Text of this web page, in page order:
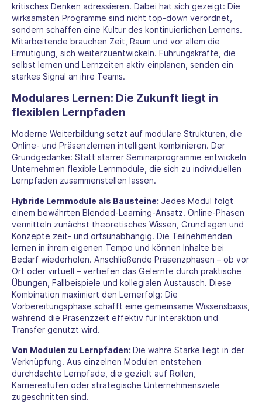
kritisches Denken adressieren. Dabei hat sich gezeigt: Die
wirksamsten Programme sind nicht top-down verordnet,
sondern schaffen eine Kultur des kontinuierlichen Lernens.
Mitarbeitende brauchen Zeit, Raum und vor allem die
Ermutigung, sich weiterzuentwickeln. Führungskräfte, die
selbst lernen und Lernzeiten aktiv einplanen, senden ein
starkes Signal an ihre Teams.
Modulares Lernen: Die Zukunft liegt in
flexiblen Lernpfaden
Moderne Weiterbildung setzt auf modulare Strukturen, die
Online- und Präsenzlernen intelligent kombinieren. Der
Grundgedanke: Statt starrer Seminarprogramme entwickeln
Unternehmen flexible Lernmodule, die sich zu individuellen
Lernpfaden zusammenstellen lassen.
Hybride Lernmodule als Bausteine: Jedes Modul folgt
einem bewährten Blended-Learning-Ansatz. Online-Phasen
vermitteln zunächst theoretisches Wissen, Grundlagen und
Konzepte zeit- und ortsunabhängig. Die Teilnehmenden
lernen in ihrem eigenen Tempo und können Inhalte bei
Bedarf wiederholen. Anschließende Präsenzphasen – ob vor
Ort oder virtuell – vertiefen das Gelernte durch praktische
Übungen, Fallbeispiele und kollegialen Austausch. Diese
Kombination maximiert den Lernerfolg: Die
Vorbereitungsphase schafft eine gemeinsame Wissensbasis,
während die Präsenzzeit effektiv für Interaktion und
Transfer genutzt wird.
Von Modulen zu Lernpfaden: Die wahre Stärke liegt in der
Verknüpfung. Aus einzelnen Modulen entstehen
durchdachte Lernpfade, die gezielt auf Rollen,
Karrierestufen oder strategische Unternehmensziele
zugeschnitten sind.